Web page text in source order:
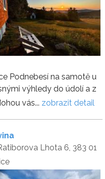
Podnebesí na samotě u
výhledy do údolí a z
vás... zobrazit detail
Lhota 6, 383 01